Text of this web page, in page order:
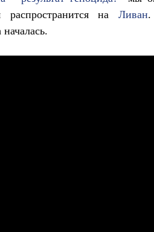
распространится наЛиван.